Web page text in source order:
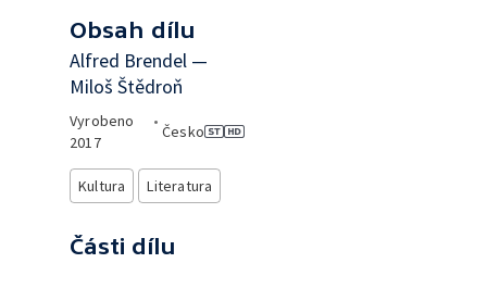
Obsah dílu
Alfred Brendel —
Miloš Štědroň
Vyrobeno
2017
•
Česko
Kultura Literatura
Části dílu